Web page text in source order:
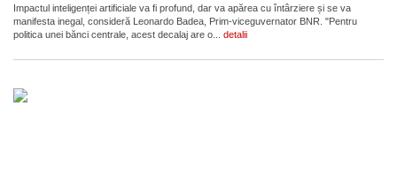
Impactul inteligenței artificiale va fi profund, dar va apărea cu întârziere și se va
manifesta inegal, consideră Leonardo Badea, Prim-viceguvernator BNR. "Pentru
politica unei bănci centrale, acest decalaj are o... detalii